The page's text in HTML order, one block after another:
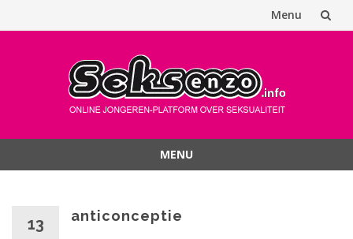
Menu
MENU
13 anticonceptie